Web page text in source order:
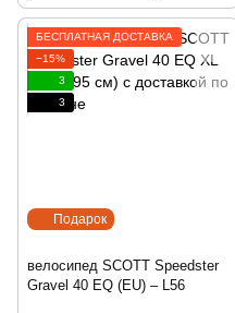
Подарок
БЕСПЛАТНАЯ ДОСТАВКА
−15%
3
3
велосипед SCOTT Speedster
Gravel 40 EQ (EU) – L56